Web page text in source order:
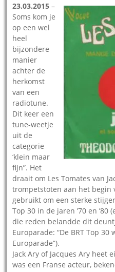
23.03.2015 –
Soms kom je
op een wel
heel
bijzondere
manier
achter de
herkomst
van een
radiotune.
Dit keer een
tune-weetje
uit de
categorie
‘klein maar
fijn”. Het
draait om Les Tomates van
trompetstoten aan het
gebruikt om een sterke
Top 30 in de jaren ’70 en
die reden belandde dit
Europarade: “De BRT Top 30
Europarade”).
Jack Ary of Jacques Ary heet
was een Franse acteur,